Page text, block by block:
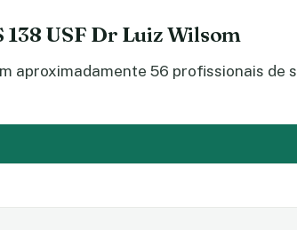
USF Dr Luiz Wilsom
aproximadamente 56 profissionais